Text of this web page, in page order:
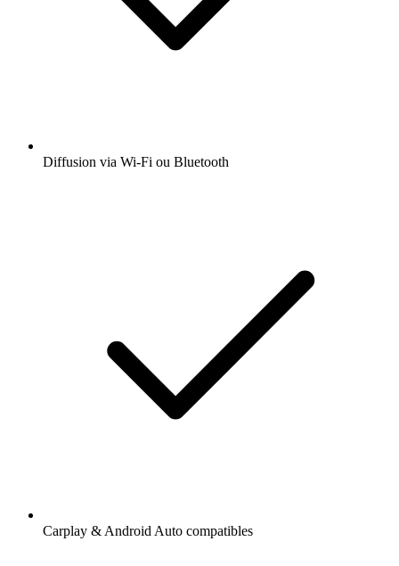
Diffusion via Wi-Fi ou Bluetooth
Carplay & Android Auto compatibles